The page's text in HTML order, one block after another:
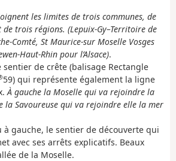
les limites de trois communes, de
trois régions. (Lepuix-Gy–Territoire de
Comté, St Maurice-sur Moselle Vosges
Haut-Rhin pour l’Alsace).
sentier de crête (balisage Rectangle
59) qui représente également la ligne
À gauche la Moselle qui va rejoindre la
la Savoureuse qui va rejoindre elle la mer
à gauche, le sentier de découverte qui
avec ses arrêts explicatifs. Beaux
de la Moselle.